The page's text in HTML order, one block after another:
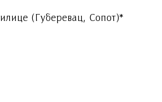
(Губеревац, Сопот)*